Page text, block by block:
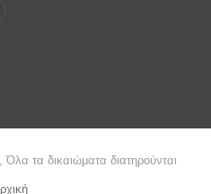
Όλα τα δικαιώματα διατηρούνται